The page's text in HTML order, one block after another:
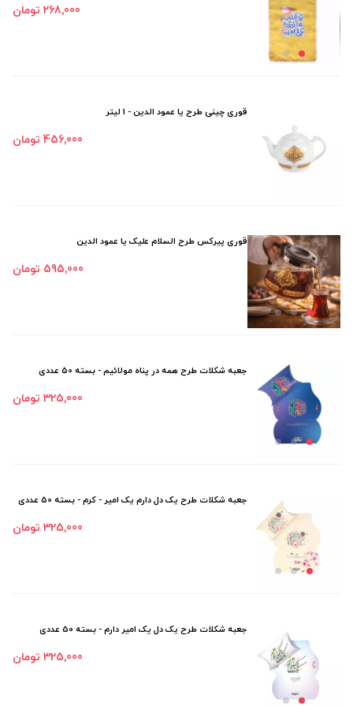
268٬000 تومان
قوری چینی طرح یا عمود الدین - 1 لیتر
456٬000 تومان
قوری پیرکس طرح السلام علیک یا عمود الدین
595٬000 تومان
جعبه شکلات طرح همه در پناه مولائیم - بسته 50 عددی
325٬000 تومان
جعبه شکلات طرح یک دل دارم یک امیر - کرم - بسته 50 عددی
325٬000 تومان
جعبه شکلات طرح یک دل یک امیر دارم - بسته 50 عددی
325٬000 تومان